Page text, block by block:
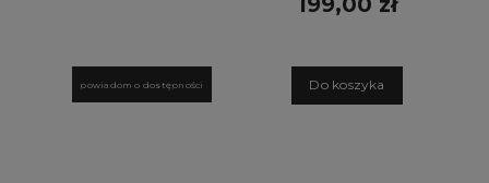
powiadom o dostępności Do koszyka